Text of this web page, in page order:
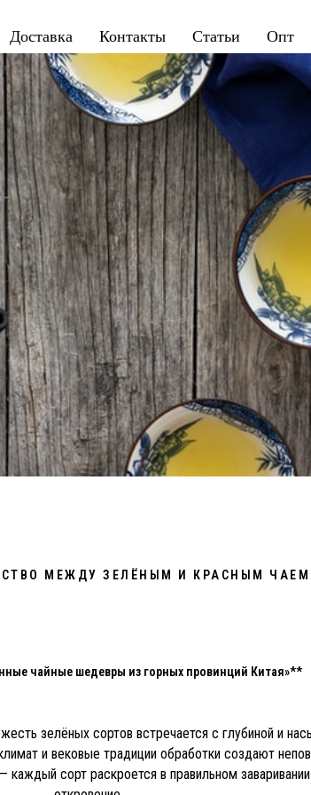
Доставка Контакты Статьи Опт
МЕЖДУ ЗЕЛЁНЫМ И КРАСНЫМ
чайные шедевры из горных провинций Китая»**
зелёных сортов встречается с глубиной и
и вековые традиции обработки создают
сорт раскроется в правильном